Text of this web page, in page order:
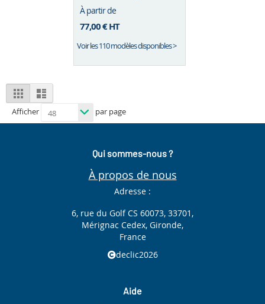
À partir de
77,00 €HT
Voir les 110 modèles disponibles >
View
as
Grid List
Afficher par page
Qui sommes-nous ?
À propos de nous
Adresse :
6, rue du Golf CS 60073, 33701,
Mérignac Cedex, Gironde,
France
declic2026
Aide